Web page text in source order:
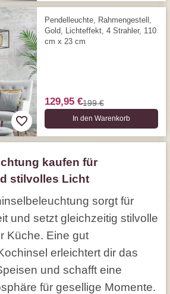
Pendelleuchte, Rahmengestell,
Gold, Lichteffekt, 4 Strahler, 110
cm x 23 cm
129,95 €199 €
In den Warenkorb
kaufen für
stilvolles Licht
sorgt für
und setzt gleichzeitig stilvolle
Küche. Eine gut
erleichtert dir das
und schafft eine
für gesellige Momente.